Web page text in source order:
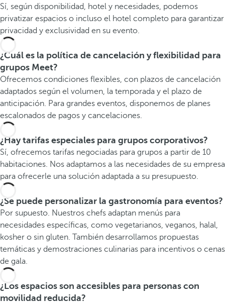
Sí, según disponibilidad, hotel y necesidades, podemos
privatizar espacios o incluso el hotel completo para garantizar
privacidad y exclusividad en su evento.
¿Cuál es la política de cancelación y flexibilidad para
grupos Meet?
Ofrecemos condiciones flexibles, con plazos de cancelación
adaptados según el volumen, la temporada y el plazo de
anticipación. Para grandes eventos, disponemos de planes
escalonados de pagos y cancelaciones.
¿Hay tarifas especiales para grupos corporativos?
Sí, ofrecemos tarifas negociadas para grupos a partir de 10
habitaciones. Nos adaptamos a las necesidades de su empresa
para ofrecerle una solución adaptada a su presupuesto.
¿Se puede personalizar la gastronomía para eventos?
Por supuesto. Nuestros chefs adaptan menús para
necesidades específicas, como vegetarianos, veganos, halal,
kosher o sin gluten. También desarrollamos propuestas
temáticas y demostraciones culinarias para incentivos o cenas
de gala.
¿Los espacios son accesibles para personas con
movilidad reducida?